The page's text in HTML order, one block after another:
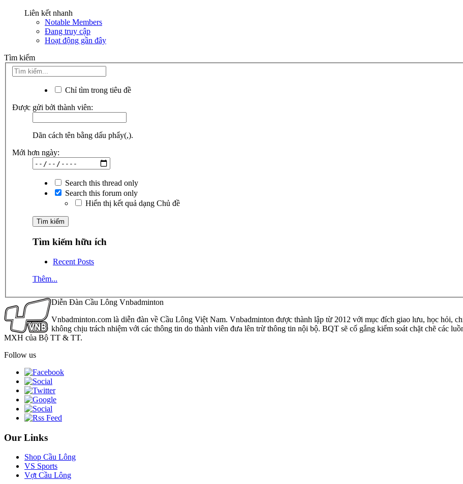
Liên kết nhanh
Notable Members
Đang truy cập
Hoạt động gần đây
Tìm kiếm
Chỉ tìm trong tiêu đề
Được gửi bởi thành viên:
Dãn cách tên bằng dấu phẩy(,).
Mới hơn ngày:
Search this thread only
Search this forum only
Hiển thị kết quả dạng Chủ đề
Tìm kiếm hữu ích
Recent Posts
Thêm...
Diễn Đàn Cầu Lông Vnbadminton
Vnbadminton.com là diễn đàn về Cầu Lông Việt Nam. Vnbadminton được thành lập từ 2012 với mục đích giao lưu, học hỏi,
không chịu trách nhiệm với các thông tin do thành viên đưa lên trừ thông tin nội bộ. BQT sẽ cố gắng kiểm soát chặt chẽ các
MXH của Bộ TT & TT.
Follow us
Our Links
Shop Cầu Lông
VS Sports
Vợt Cầu Lông